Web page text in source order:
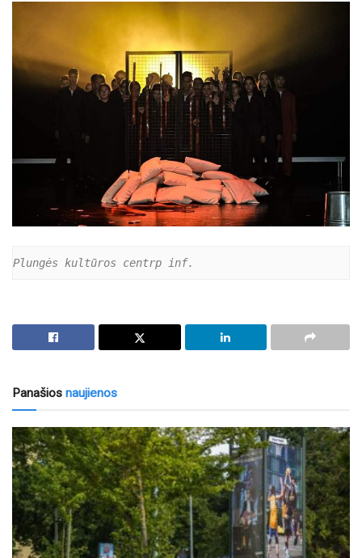
Plungės kultūros centrp inf.
Panašios naujienos